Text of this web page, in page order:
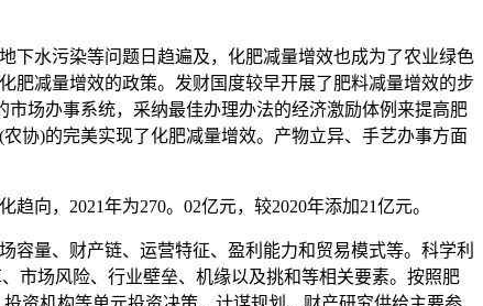
水污染等问题日趋遍及，化肥减量增效也成为了农业绿色
肥减量增效的政策。发财国度较早开展了肥料减量增效的步
场办事系统，采纳最佳办理办法的经济激励体例来提高肥
协)的完美实现了化肥减量增效。产物立异、手艺办事方面
向，2021年为270。02亿元，较2020年添加21亿元。
量、财产链、运营特征、盈利能力和贸易模式等。科学利
市场风险、行业壁垒、机缘以及挑和等相关要素。按照肥